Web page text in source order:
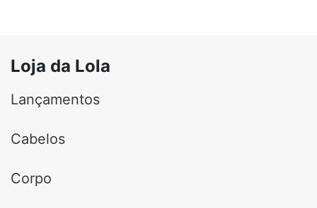
Loja da Lola
Lançamentos
Cabelos
Corpo